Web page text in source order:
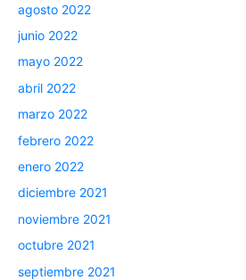
agosto 2022
junio 2022
mayo 2022
abril 2022
marzo 2022
febrero 2022
enero 2022
diciembre 2021
noviembre 2021
octubre 2021
septiembre 2021